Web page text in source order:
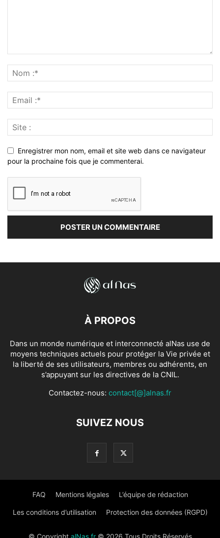
Enregistrer mon nom, email et site web dans ce navigateur
pour la prochaine fois que je commenterai.
À PROPOS
Dans un monde numérique et interconnecté alNas use de
moyens techniques actuels pour protéger la Vie privée et
la liberté de ses utilisateurs, membres ou adhérents, en
s’appuyant sur les directives de la CNIL.
Contactez-nous: contact[@]alnas.fr
SUIVEZ NOUS
FAQ Mentions légales L’équipe de rédaction
Les conditions d’utilisation Protection des données (RGPD)